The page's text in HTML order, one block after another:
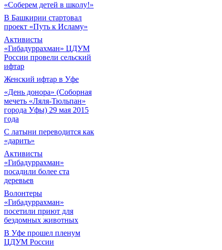
«Соберем детей в школу!»
В Башкирии стартовал
проект «Путь к Исламу»
Активисты
«Гибадуррахман» ЦДУМ
России провели сельский
ифтар
Женский ифтар в Уфе
«День донора» (Соборная
мечеть «Ляля-Тюльпан»
города Уфы) 29 мая 2015
года
С латыни переводится как
«дарить»
Активисты
«Гибадуррахман»
посадили более ста
деревьев
Волонтеры
«Гибадуррахман»
посетили приют для
бездомных животных
В Уфе прошел пленум
ЦДУМ России